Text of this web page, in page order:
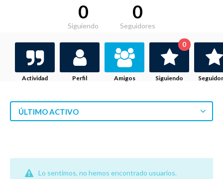
0
Siguiendo
0
Seguidores
Actividad Perfil Amigos Siguiendo
0
ÚLTIMO ACTIVO
Lo sentimos, no hemos encontrado usuarios.